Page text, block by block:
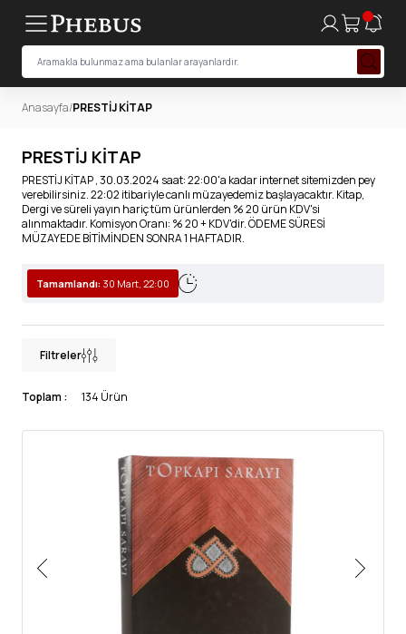
Anasayfa/PRESTİJ KİTAP
PRESTİJ KİTAP
PRESTİJ KİTAP , 30.03.2024 saat: 22:00'a kadar internet sitemizden pey
verebilirsiniz. 22:02 itibariyle canlı müzayedemiz başlayacaktır. Kitap,
Dergi ve süreli yayın hariç tüm ürünlerden % 20 ürün KDV'si
alınmaktadır. Komisyon Oranı: % 20 + KDV'dir. ÖDEME SÜRESİ
MÜZAYEDE BİTİMİNDEN SONRA 1 HAFTADIR.
Tamamlandı: 30 Mart, 22:00
Filtreler
Toplam : 134 Ürün